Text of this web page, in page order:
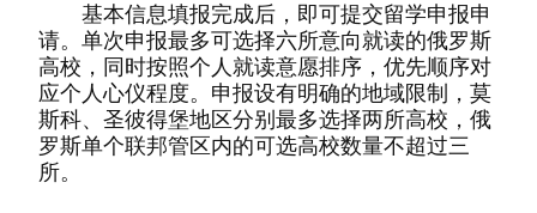
基本信息填报完成后，即可提交留学申报申
请。单次申报最多可选择六所意向就读的俄罗斯
高校，同时按照个人就读意愿排序，优先顺序对
应个人心仪程度。申报设有明确的地域限制，莫
斯科、圣彼得堡地区分别最多选择两所高校，俄
罗斯单个联邦管区内的可选高校数量不超过三
所。